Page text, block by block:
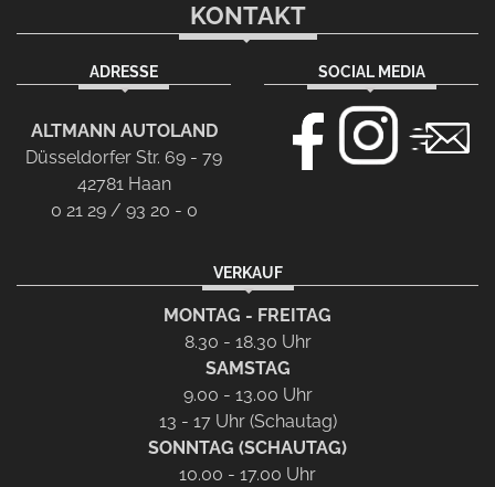
KONTAKT
ADRESSE
ALTMANN AUTOLAND
Düsseldorfer Str. 69 - 79
42781 Haan
0 21 29 / 93 20 - 0
SOCIAL MEDIA
VERKAUF
MONTAG - FREITAG
8.30 - 18.30 Uhr
SAMSTAG
9.00 - 13.00 Uhr
13 - 17 Uhr (Schautag)
SONNTAG (SCHAUTAG)
10.00 - 17.00 Uhr